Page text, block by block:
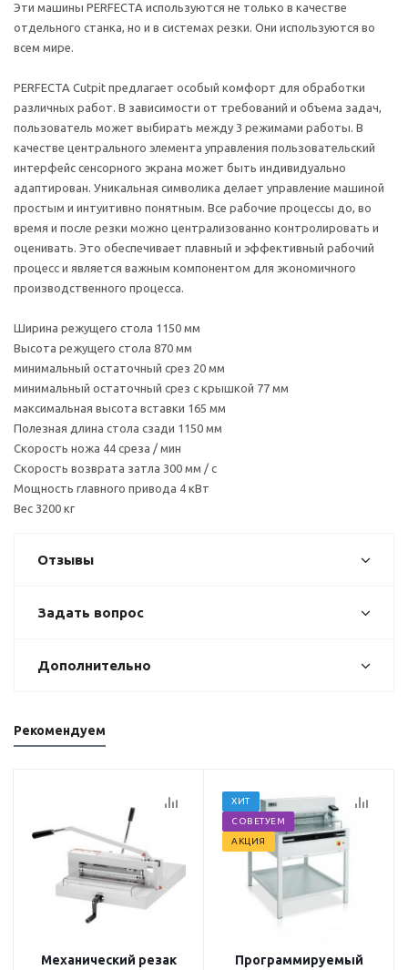
Эти машины PERFECTA используются не только в качестве
отдельного станка, но и в системах резки. Они используются во
всем мире.
PERFECTA Cutpit предлагает особый комфорт для обработки
различных работ. В зависимости от требований и объема задач,
пользователь может выбирать между 3 режимами работы. В
качестве центрального элемента управления пользовательский
интерфейс сенсорного экрана может быть индивидуально
адаптирован. Уникальная символика делает управление машиной
простым и интуитивно понятным. Все рабочие процессы до, во
время и после резки можно централизованно контролировать и
оценивать. Это обеспечивает плавный и эффективный рабочий
процесс и является важным компонентом для экономичного
производственного процесса.
Ширина режущего стола 1150 мм
Высота режущего стола 870 мм
минимальный остаточный срез 20 мм
минимальный остаточный срез с крышкой 77 мм
максимальная высота вставки 165 мм
Полезная длина стола сзади 1150 мм
Скорость ножа 44 среза / мин
Скорость возврата затла 300 мм / с
Мощность главного привода 4 кВт
Вес 3200 кг
Отзывы
Задать вопрос
Дополнительно
Рекомендуем
Механический резак
ХИТ
СОВЕТУЕМ
АКЦИЯ
Программируемый